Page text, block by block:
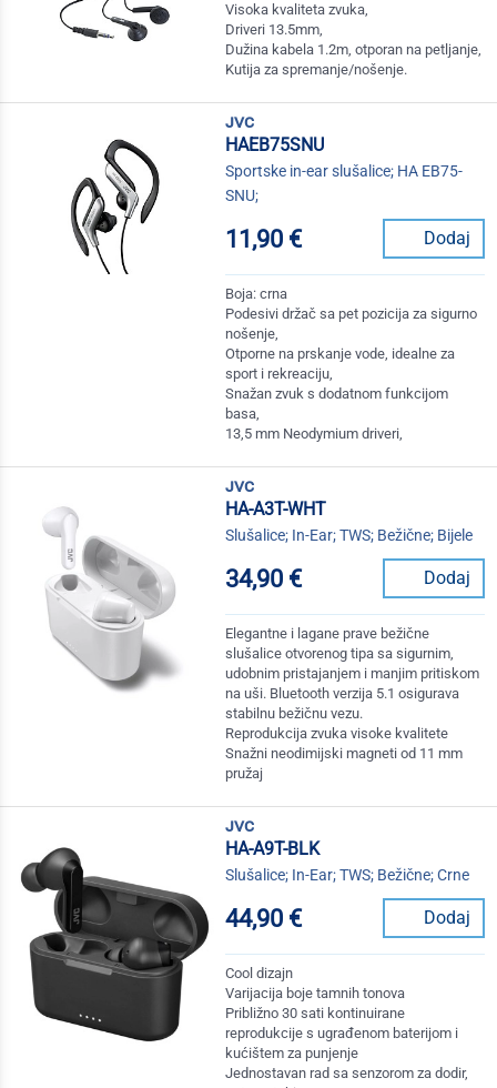
Visoka kvaliteta zvuka,
Driveri 13.5mm,
Dužina kabela 1.2m, otporan na petljanje,
Kutija za spremanje/nošenje.
jvc
HAEB75SNU
Sportske in-ear slušalice; HA EB75-
SNU;
11,90 € Dodaj
Boja: crna
Podesivi držač sa pet pozicija za sigurno
nošenje,
Otporne na prskanje vode, idealne za
sport i rekreaciju,
Snažan zvuk s dodatnom funkcijom
basa,
13,5 mm Neodymium driveri,
jvc
HA-A3T-WHT
Slušalice; In-Ear; TWS; Bežične; Bijele
34,90 € Dodaj
Elegantne i lagane prave bežične
slušalice otvorenog tipa sa sigurnim,
udobnim pristajanjem i manjim pritiskom
na uši. Bluetooth verzija 5.1 osigurava
stabilnu bežičnu vezu.
Reprodukcija zvuka visoke kvalitete
Snažni neodimijski magneti od 11 mm
pružaj
jvc
HA-A9T-BLK
Slušalice; In-Ear; TWS; Bežične; Crne
44,90 € Dodaj
Cool dizajn
Varijacija boje tamnih tonova
Približno 30 sati kontinuirane
reprodukcije s ugrađenom baterijom i
kućištem za punjenje
Jednostavan rad sa senzorom za dodir,